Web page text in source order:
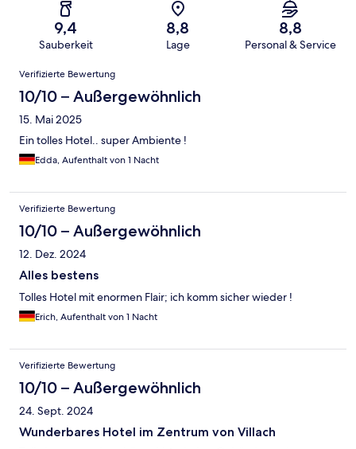
9,4
Sauberkeit
8,8
Lage
8,8
Personal & Service
Bewertungen
Verifizierte Bewertung
10/10 – Außergewöhnlich
15. Mai 2025
Ein tolles Hotel.. super Ambiente !
Edda, Aufenthalt von 1 Nacht
Verifizierte Bewertung
10/10 – Außergewöhnlich
12. Dez. 2024
Alles bestens
Tolles Hotel mit enormen Flair; ich komm sicher wieder !
Erich, Aufenthalt von 1 Nacht
Verifizierte Bewertung
10/10 – Außergewöhnlich
24. Sept. 2024
Wunderbares Hotel im Zentrum von Villach